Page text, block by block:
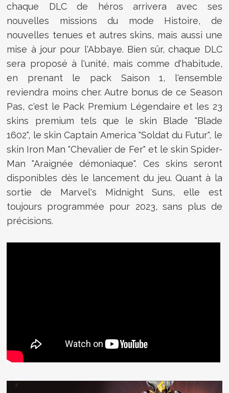
chaque DLC de héros arrivera avec ses
nouvelles missions du mode Histoire, de
nouvelles tenues et autres skins, mais aussi une
mise à jour pour l'Abbaye. Bien sûr, chaque DLC
sera proposé à l'unité, mais comme d'habitude,
en prenant le pack Saison 1, l'ensemble
reviendra moins cher. Autre bonus de ce Season
Pas, c'est le Pack Premium Légendaire et les 23
skins premium tels que le skin Blade "Blade
1602", le skin Captain America "Soldat du Futur", le
skin Iron Man "Chevalier de Fer" et le skin Spider-
Man "Araignée démoniaque". Ces skins seront
disponibles dès le lancement du jeu. Quant à la
sortie de Marvel's Midnight Suns, elle est
toujours programmée pour 2023, sans plus de
précisions.